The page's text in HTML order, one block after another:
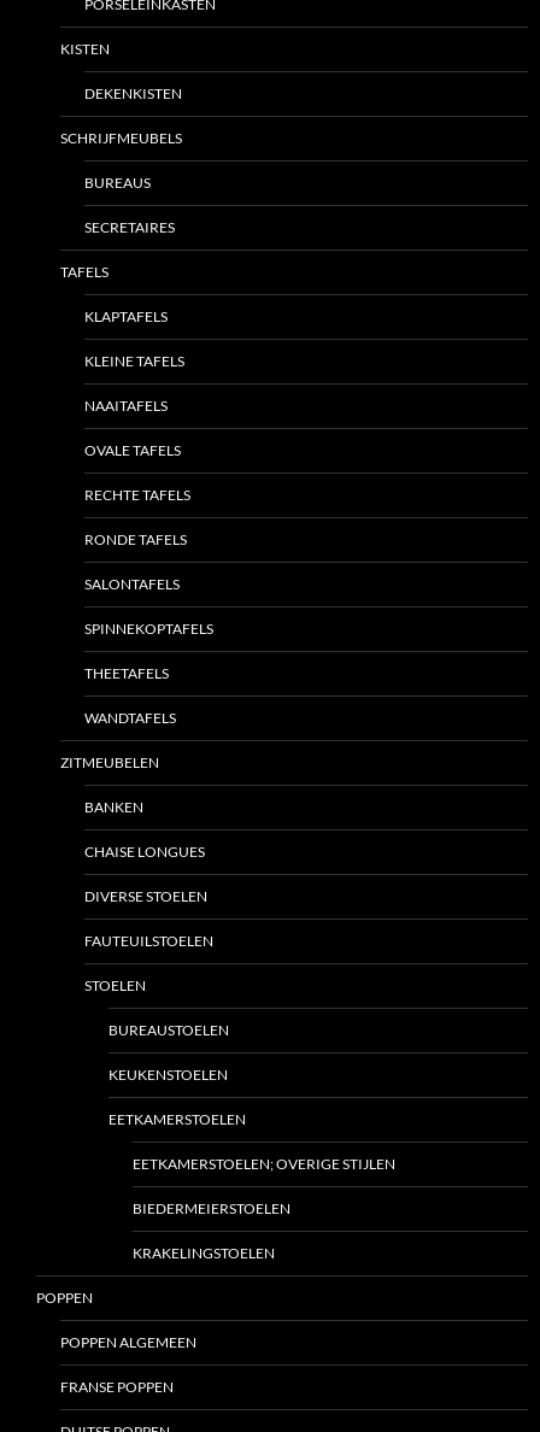
PORSELEINKASTEN
KISTEN
DEKENKISTEN
SCHRIJFMEUBELS
BUREAUS
SECRETAIRES
TAFELS
KLAPTAFELS
KLEINE TAFELS
NAAITAFELS
OVALE TAFELS
RECHTE TAFELS
RONDE TAFELS
SALONTAFELS
SPINNEKOPTAFELS
THEETAFELS
WANDTAFELS
ZITMEUBELEN
BANKEN
CHAISE LONGUES
DIVERSE STOELEN
FAUTEUILSTOELEN
STOELEN
BUREAUSTOELEN
KEUKENSTOELEN
EETKAMERSTOELEN
EETKAMERSTOELEN; OVERIGE STIJLEN
BIEDERMEIERSTOELEN
KRAKELINGSTOELEN
POPPEN
POPPEN ALGEMEEN
FRANSE POPPEN